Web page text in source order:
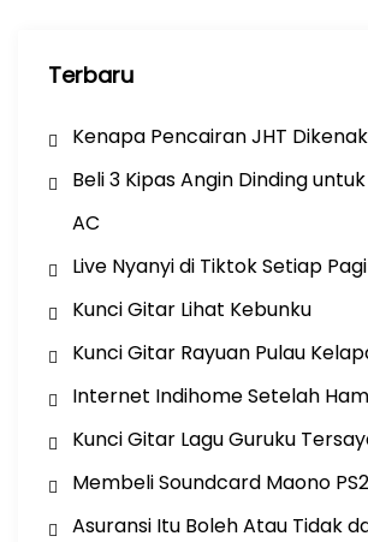
Terbaru
Kenapa Pencairan JHT
Beli 3 Kipas Angin Dinding
AC
Live Nyanyi di Tiktok Setiap Pagi
Kunci Gitar Lihat Kebunku
Kunci Gitar Rayuan Pulau
Internet Indihome Setelah
Kunci Gitar Lagu Guruku
Membeli Soundcard Maono
Asuransi Itu Boleh Atau Tidak